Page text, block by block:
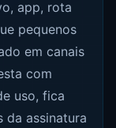
app, rota
pequenos
em canais
com
uso, fica
da assinatura